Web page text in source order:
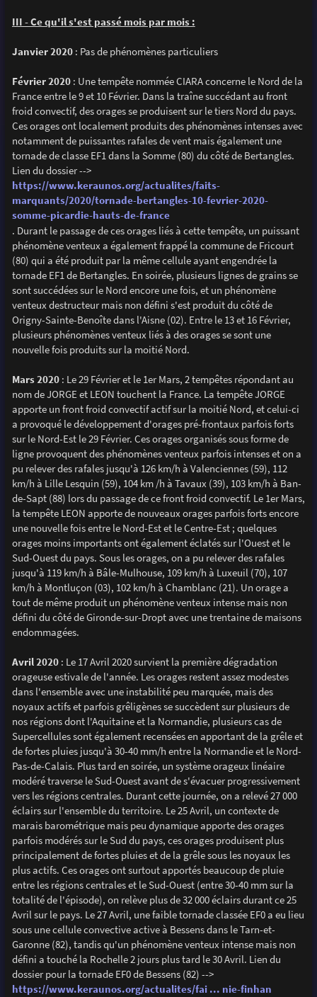
III - Ce qu'il s'est passé mois par mois :
Janvier 2020: Pas de phénomènes particuliers
Février 2020: Une tempête nommée CIARA concerne le Nord de la
France entre le 9 et 10 Février. Dans la traîne succédant au front
froid convectif, des orages se produisent sur le tiers Nord du pays.
Ces orages ont localement produits des phénomènes intenses avec
notamment de puissantes rafales de vent mais également une
tornade de classe EF1 dans la Somme (80) du côté de Bertangles.
Lien du dossier -->
https://www.keraunos.org/actualites/faits-
marquants/2020/tornade-bertangles-10-fevrier-2020-
somme-picardie-hauts-de-france
. Durant le passage de ces orages liés à cette tempête, un puissant
phénomène venteux a également frappé la commune de Fricourt
(80) qui a été produit par la même cellule ayant engendrée la
tornade EF1 de Bertangles. En soirée, plusieurs lignes de grains se
sont succédées sur le Nord encore une fois, et un phénomène
venteux destructeur mais non défini s'est produit du côté de
Origny-Sainte-Benoîte dans l'Aisne (02). Entre le 13 et 16 Février,
plusieurs phénomènes venteux liés à des orages se sont une
nouvelle fois produits sur la moitié Nord.
Mars 2020: Le 29 Février et le 1er Mars, 2 tempêtes répondant au
nom de JORGE et LEON touchent la France. La tempête JORGE
apporte un front froid convectif actif sur la moitié Nord, et celui-ci
a provoqué le développement d'orages pré-frontaux parfois forts
sur le Nord-Est le 29 Février. Ces orages organisés sous forme de
ligne provoquent des phénomènes venteux parfois intenses et on a
pu relever des rafales jusqu'à 126 km/h à Valenciennes (59), 112
km/h à Lille Lesquin (59), 104 km /h à Tavaux (39), 103 km/h à Ban-
de-Sapt (88) lors du passage de ce front froid convectif. Le 1er Mars,
la tempête LEON apporte de nouveaux orages parfois forts encore
une nouvelle fois entre le Nord-Est et le Centre-Est ; quelques
orages moins importants ont également éclatés sur l'Ouest et le
Sud-Ouest du pays. Sous les orages, on a pu relever des rafales
jusqu'à 119 km/h à Bâle-Mulhouse, 109 km/h à Luxeuil (70), 107
km/h à Montluçon (03), 102 km/h à Chamblanc (21). Un orage a
tout de même produit un phénomène venteux intense mais non
défini du côté de Gironde-sur-Dropt avec une trentaine de maisons
endommagées.
Avril 2020: Le 17 Avril 2020 survient la première dégradation
orageuse estivale de l'année. Les orages restent assez modestes
dans l'ensemble avec une instabilité peu marquée, mais des
noyaux actifs et parfois grêligènes se succèdent sur plusieurs de
nos régions dont l'Aquitaine et la Normandie, plusieurs cas de
Supercellules sont également recensées en apportant de la grêle et
de fortes pluies jusqu'à 30-40 mm/h entre la Normandie et le Nord-
Pas-de-Calais. Plus tard en soirée, un système orageux linéaire
modéré traverse le Sud-Ouest avant de s'évacuer progressivement
vers les régions centrales. Durant cette journée, on a relevé 27 000
éclairs sur l'ensemble du territoire. Le 25 Avril, un contexte de
marais barométrique mais peu dynamique apporte des orages
parfois modérés sur le Sud du pays, ces orages produisent plus
principalement de fortes pluies et de la grêle sous les noyaux les
plus actifs. Ces orages ont surtout apportés beaucoup de pluie
entre les régions centrales et le Sud-Ouest (entre 30-40 mm sur la
totalité de l'épisode), on relève plus de 32 000 éclairs durant ce 25
Avril sur le pays. Le 27 Avril, une faible tornade classée EF0 a eu lieu
sous une cellule convective active à Bessens dans le Tarn-et-
Garonne (82), tandis qu'un phénomène venteux intense mais non
défini a touché la Rochelle 2 jours plus tard le 30 Avril. Lien du
dossier pour la tornade EF0 de Bessens (82) -->
https://www.keraunos.org/actualites/fai ... nie-finhan